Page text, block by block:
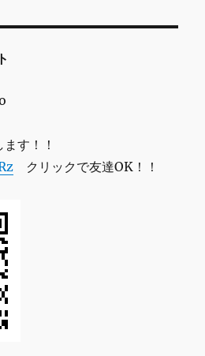
す！！
クリックで友達OK！！